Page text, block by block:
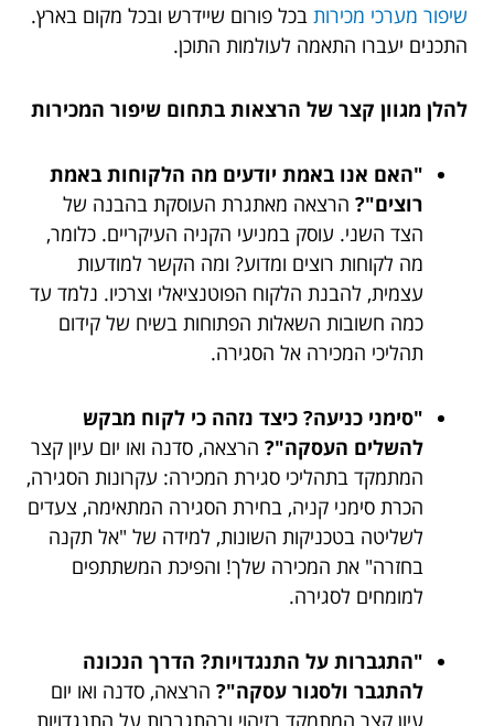
שיפור מערכי מכירות בכל פורום שיידרש ובכל מקום בארץ.
התכנים יעברו התאמה לעולמות התוכן.
להלן מגוון קצר של הרצאות בתחום שיפור המכירות
"האם אנו באמת יודעים מה הלקוחות באמת
רוצים"? הרצאה מאתגרת העוסקת בהבנה של
הצד השני. עוסק במניעי הקניה העיקריים. כלומר,
מה לקוחות רוצים ומדוע? ומה הקשר למודעות
עצמית, להבנת הלקוח הפוטנציאלי וצרכיו. נלמד עד
כמה חשובות השאלות הפתוחות בשיח של קידום
תהליכי המכירה אל הסגירה.
"סימני כניעה? כיצד נזהה כי לקוח מבקש
להשלים העסקה"? הרצאה, סדנה ואו יום עיון קצר
המתמקד בתהליכי סגירת המכירה: עקרונות הסגירה,
הכרת סימני קניה, בחירת הסגירה המתאימה, צעדים
לשליטה בטכניקות השונות, למידה של "אל תקנה
בחזרה" את המכירה שלך! והפיכת המשתתפים
למומחים לסגירה.
"התגברות על התנגדויות? הדרך הנכונה
להתגבר ולסגור עסקה"? הרצאה, סדנה ואו יום